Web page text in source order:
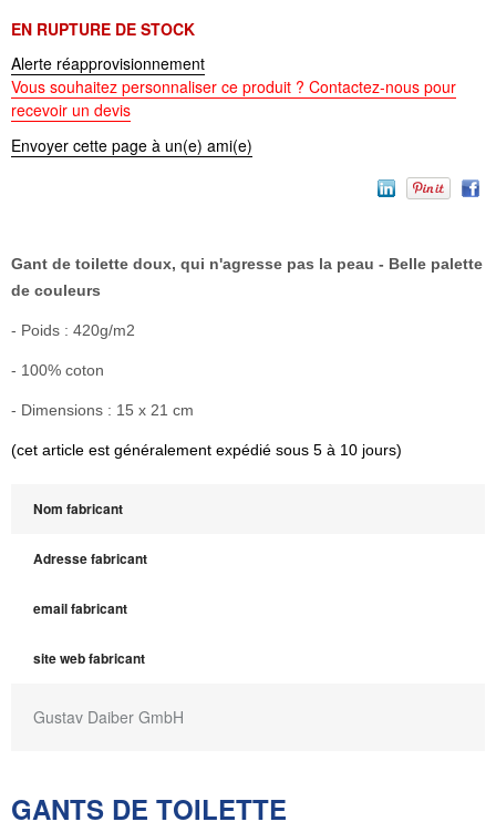
EN RUPTURE DE STOCK
Alerte réapprovisionnement
Vous souhaitez personnaliser ce produit ? Contactez-nous pour
recevoir un devis
Envoyer cette page à un(e) ami(e)
Gant de toilette doux, qui n'agresse pas la peau - Belle palette
de couleurs
- Poids : 420g/m2
- 100% coton
- Dimensions : 15 x 21 cm
(cet article est généralement expédié sous 5 à 10 jours)
Nom fabricant
Adresse fabricant
email fabricant
site web fabricant
Gustav Daiber GmbH
GANTS DE TOILETTE